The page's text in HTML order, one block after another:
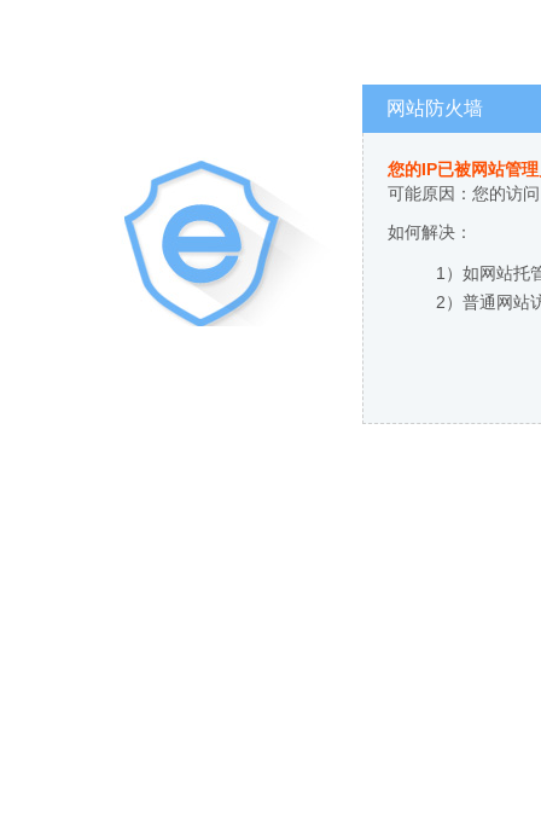
网站防火墙
您的IP已被网站管
可能原因：您的访
如何解决：
1）如网站托
2）普通网站